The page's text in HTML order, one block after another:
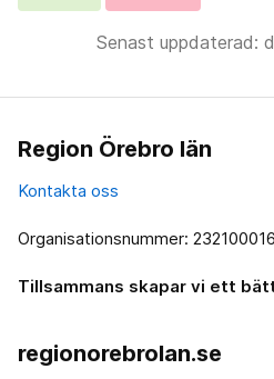
Senast uppdaterad:
Region Örebro län
Kontakta oss
Organisationsnummer:
Tillsammans skapar vi ett
regionorebrolan.se